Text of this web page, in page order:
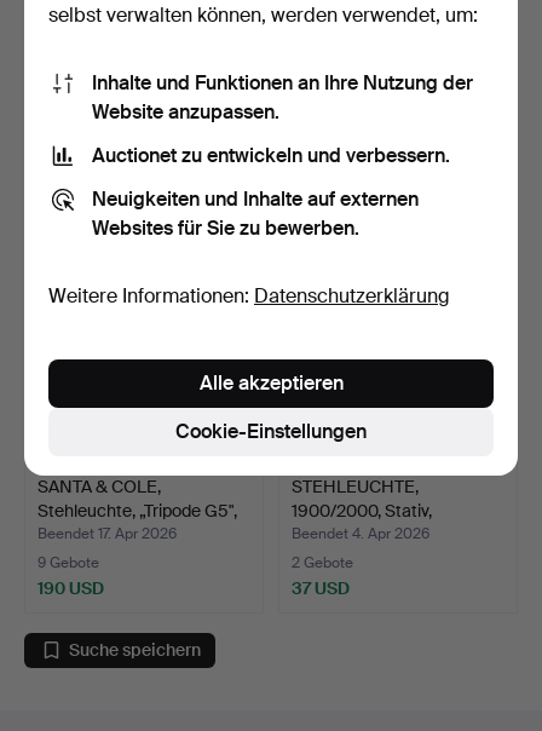
STEHLAMPE, Mitte des 20.
Jahrhunderts, Ges…
5 Gebote
SANTA & COLE,
22 Gebote
SANTA & COLE,
Stehleuchte, „Tripode G5",
p…
Beendet 17. Apr 2026
9 Gebote
190 USD
STEHLEUCHTE,
1900/2000, Stativ,
beschrifte…
Beendet 4. Apr 2026
2 Gebote
37 USD
Suche speichern
selbst verwalten können, werden verwendet, um:
Inhalte und Funktionen an Ihre Nutzung der
Website anzupassen.
Auctionet zu entwickeln und verbessern.
Neuigkeiten und Inhalte auf externen
Websites für Sie zu bewerben.
Weitere Informationen: Datenschutzerklärung
Cookie-Einstellungen
Alle akzeptieren